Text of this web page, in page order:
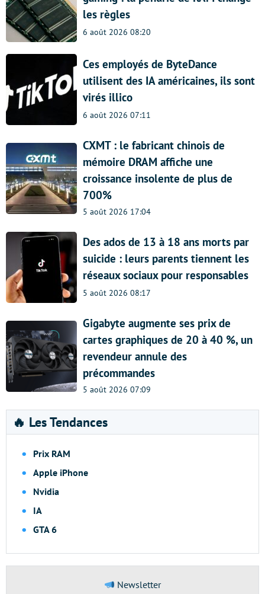
les règles
6 août 2026 08:20
Ces employés de ByteDance
utilisent des IA américaines, ils sont
virés illico
6 août 2026 07:11
CXMT : le fabricant chinois de
mémoire DRAM affiche une
croissance insolente de plus de
700%
5 août 2026 17:04
Des ados de 13 à 18 ans morts par
suicide : leurs parents tiennent les
réseaux sociaux pour responsables
5 août 2026 08:17
Gigabyte augmente ses prix de
cartes graphiques de 20 à 40 %, un
revendeur annule des
précommandes
5 août 2026 07:09
🔥 Les Tendances
Prix RAM
Apple iPhone
Nvidia
IA
GTA 6
Newsletter